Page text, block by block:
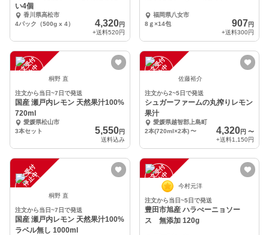
い4個
香川県高松市
4パック（500g x 4）
4,320円
+送料520円
福岡県八女市
8ｇ×14包
907円
+送料300円
注
文
受
付
停
止
中 桐野 直
注文から当日~7日で発送
国産 瀬戸内レモン 天然果汁100%
720ml
愛媛県松山市
3本セット
5,550円
送料込み
注
文
受
付
停
止
中 佐藤裕介
注文から2~5日で発送
シュガーファームの丸搾りレモン
果汁
愛媛県越智郡上島町
2本(720ml×2本) 〜 4,320円 〜
+送料1,150円
注
文
受
付
停
止
中
桐野 直
注文から当日~7日で発送
国産 瀬戸内レモン 天然果汁100%
ラベル無し 1000ml
注
文
受
付
停
止
中 今村元洋
注文から当日~5日で発送
豊田市旭産 ハラぺーニョソー
ス 無添加 120g